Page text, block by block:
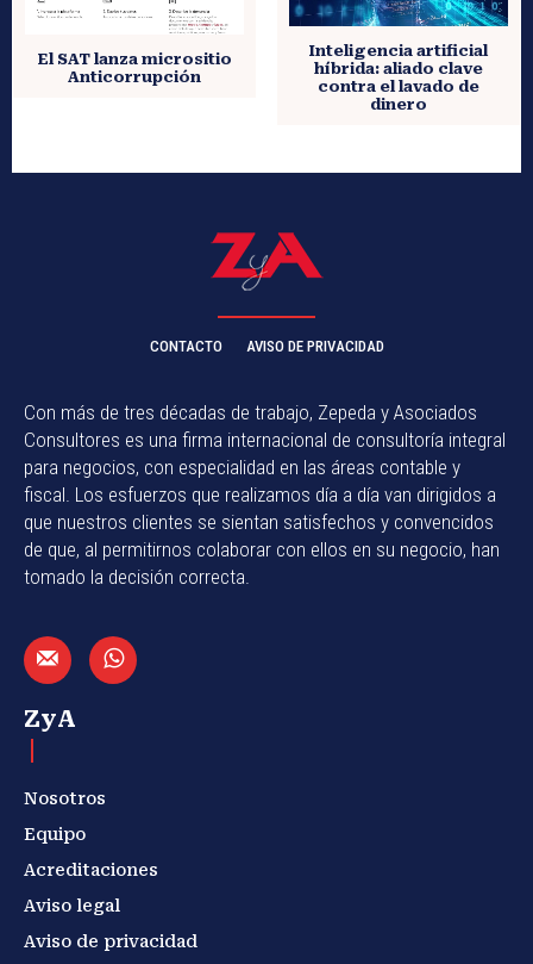
El SAT lanza micrositio
Anticorrupción
Inteligencia artificial
híbrida: aliado clave
contra el lavado de
dinero
CONTACTO AVISO DE PRIVACIDAD
Con más de tres décadas de trabajo, Zepeda y Asociados
Consultores es una firma internacional de consultoría integral
para negocios, con especialidad en las áreas contable y
fiscal. Los esfuerzos que realizamos día a día van dirigidos a
que nuestros clientes se sientan satisfechos y convencidos
de que, al permitirnos colaborar con ellos en su negocio, han
tomado la decisión correcta.
ZyA
Nosotros
Equipo
Acreditaciones
Aviso legal
Aviso de privacidad